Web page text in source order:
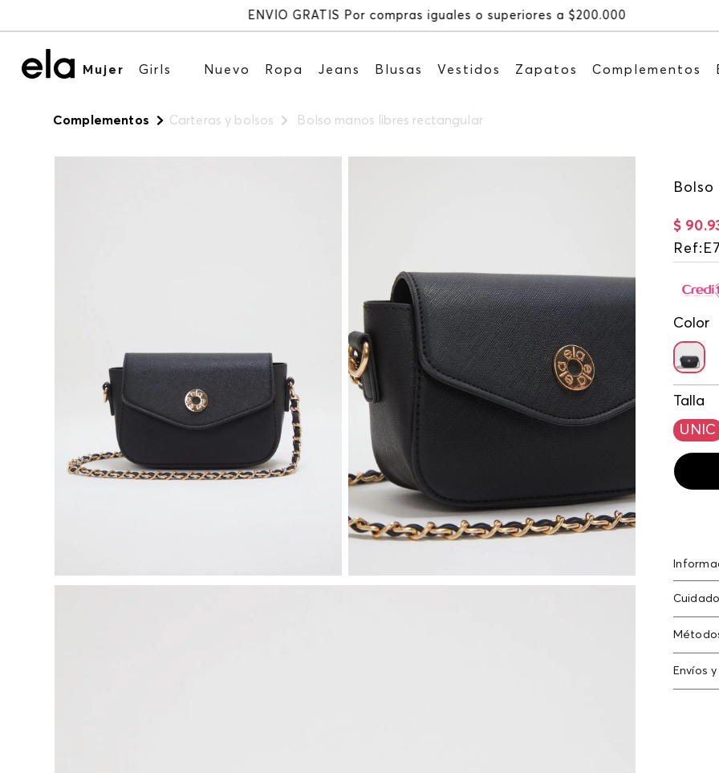
Recibe: 15%OFF
Mujer Girls Nuevo Ropa Jeans Blusas Vestidos Zapatos Complementos
Complementos Carteras y bolsos Bolso manos libres rectangular
$ 90.
Ref:
Color
Talla
UNIC
Bolso
Otros:
Envíos
En